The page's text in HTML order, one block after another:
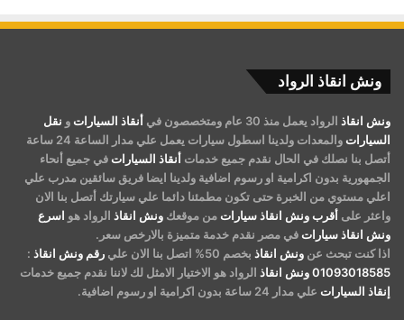
ونش انقاذ الرواد
ونش انقاذ الرواد يعمل منذ 30 عام ومتخصصون في أنقاذ السيارات و نقل
السيارات
والمعدات ولدينا اسطول سيارات يعمل علي مدار الساعة 24 ساعة
أتصل بنا نصلك في الحال نقدم جميع خدمات أنقاذ السيارات في جميع أنحاء
الجمهورية بدون اكرامية او رسوم اضافية ولدينا ايضا فريق سائقين مدرب علي
اعلي مستوي من الخبرة حتى تكون مطمئنا دائما علي سيارتك أتصل بنا الان
واعثر على أقرب ونش انقاذ سيارات من موقعك ونش انقاذ الرواد هو اسرع
ونش انقاذ سيارات في مصر نقدم خدمة متميزة بالارخص سعر.
اذا كنت تبحث عن ونش انقاذ بخصم 50% اتصل بنا الان علي رقم ونش انقاذ :
01093018585ونش انقاذ الرواد هو الاختيار الامثل لك لاننا نقدم جميع خدمات
إنقاذ السيارات علي مدار 24 ساعة بدون اكرامية او رسوم اضافية.